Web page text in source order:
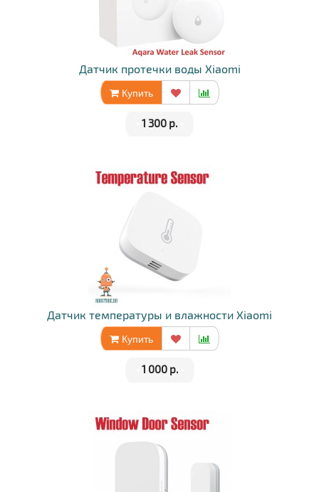
Датчик протечки воды Xiaomi
Купить
1 300 р.
Датчик температуры и влажности Xiaomi
Купить
1 000 р.